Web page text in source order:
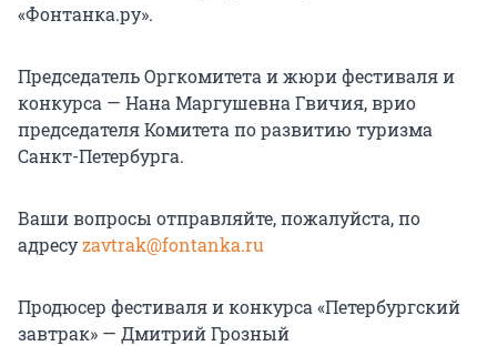
«Фонтанка.ру».
Председатель Оргкомитета и жюри фестиваля и
конкурса — Нана Маргушевна Гвичия, врио
председателя Комитета по развитию туризма
Санкт-Петербурга.
Ваши вопросы отправляйте, пожалуйста, по
адресуzavtrak@fontanka.ru
Продюсер фестиваля и конкурса «Петербургский
завтрак» — Дмитрий Грозный